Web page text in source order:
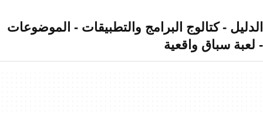
الدليل - كتالوج البرامج والتطبيقات - الموضوعات
- لعبة سباق واقعية